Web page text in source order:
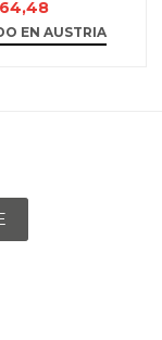
64,48
EN AUSTRIA